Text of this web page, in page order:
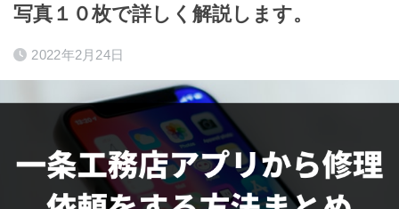
写真１０枚で詳しく解説します。
2022年2月24日